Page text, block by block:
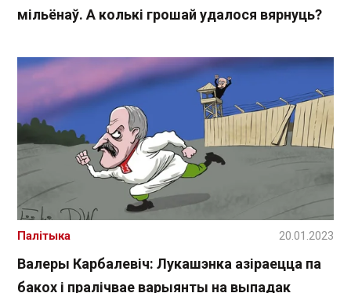
мільёнаў. А колькі грошай удалося вярнуць?
Валеры Карбалевіч: Лукашэнка азіраецца па
бакох і пралічвае варыянты на выпадак
Палітыка 20.01.2023